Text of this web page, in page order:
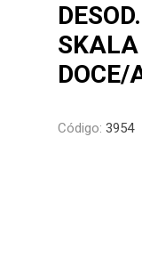
DOCE/
Código: 3954